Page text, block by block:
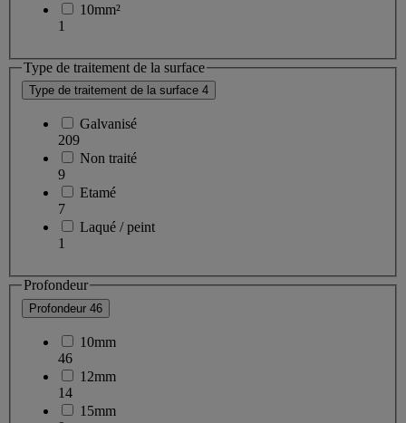
10mm²
1
Type de traitement de la surface
Type de traitement de la surface 4
Galvanisé
209
Non traité
9
Etamé
7
Laqué / peint
1
Profondeur
Profondeur 46
10mm
46
12mm
14
15mm